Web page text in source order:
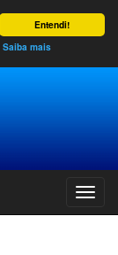
Entendi!
Saiba mais